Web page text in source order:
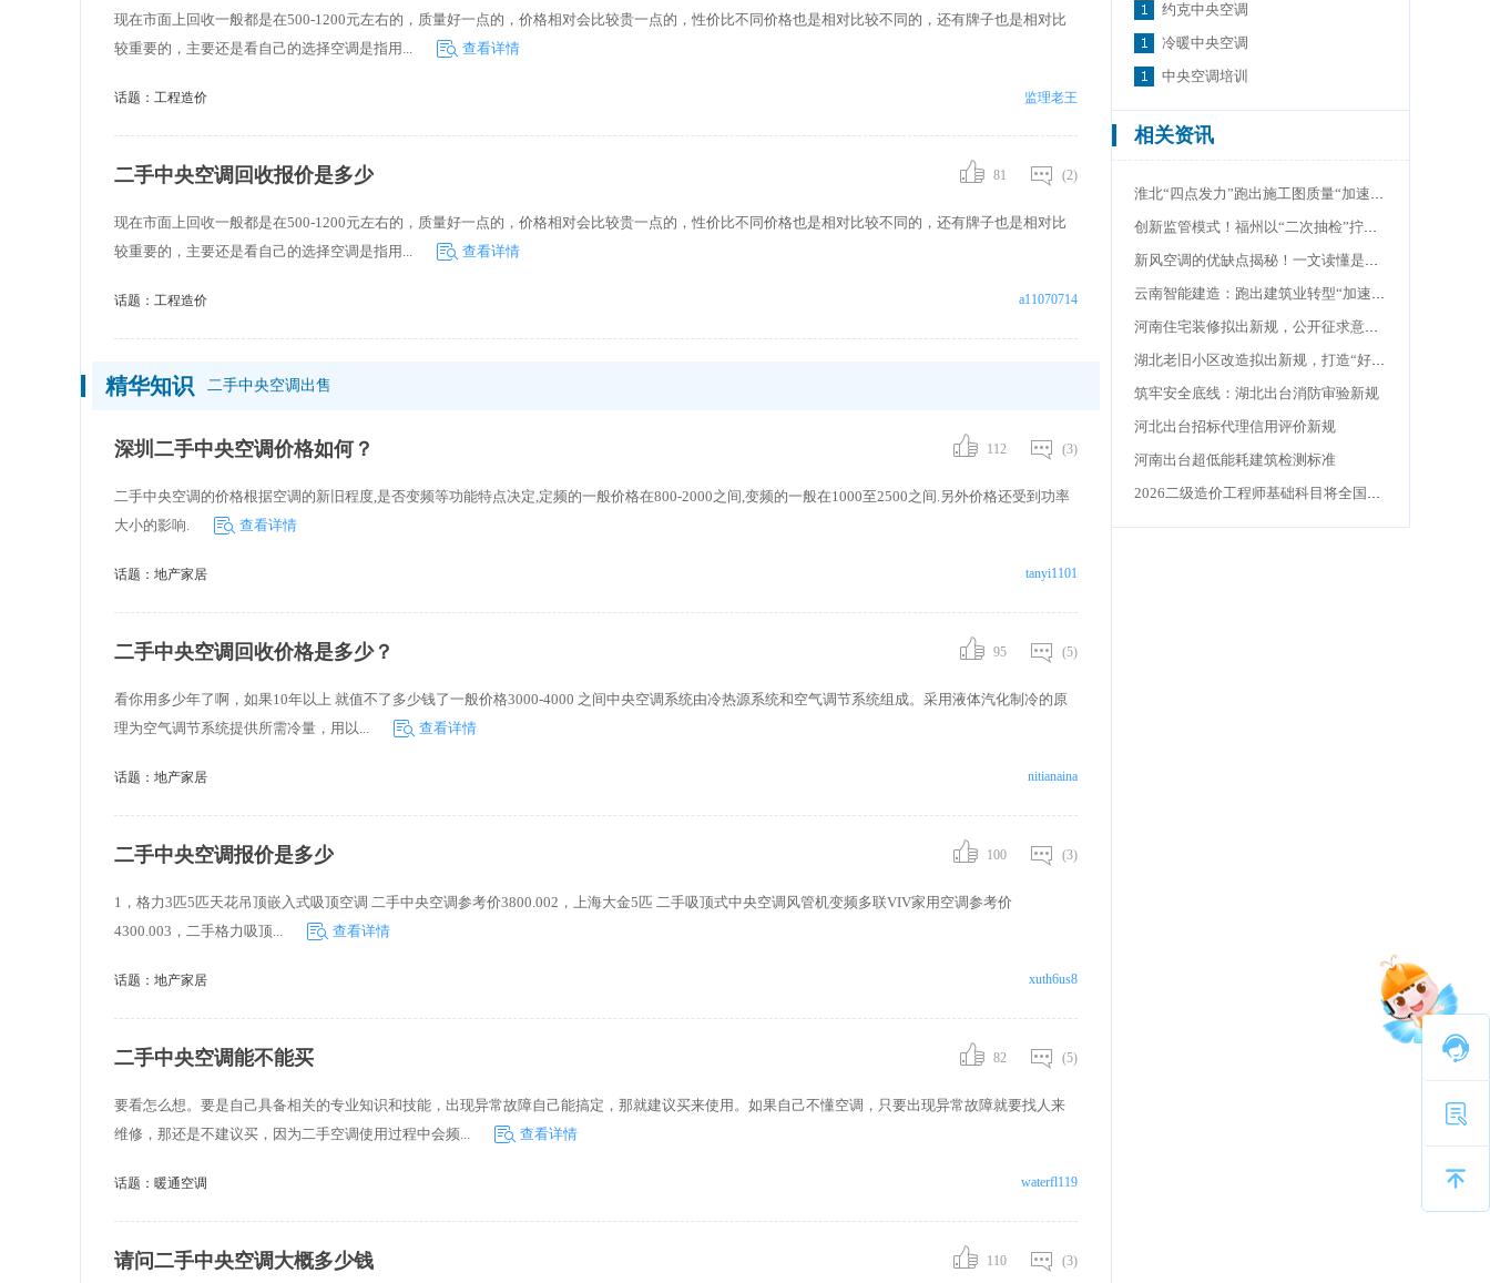
现在市面上回收一般都是在500-1200元左右的，质量好一点的，价格相对会比较贵一点的，性价比不同价格也是相对比较不同的，还有牌子也是相对比
较重要的，主要还是看自己的选择空调是指用...
查看详情
话题： 工程造价 监理老王
二手中央空调回收报价是多少 (2)
81
现在市面上回收一般都是在500-1200元左右的，质量好一点的，价格相对会比较贵一点的，性价比不同价格也是相对比较不同的，还有牌子也是相对比
较重要的，主要还是看自己的选择空调是指用...
查看详情
话题： 工程造价 a11070714
精华知识 二手中央空调出售
深圳二手中央空调价格如何？ (3)
112
二手中央空调的价格根据空调的新旧程度,是否变频等功能特点决定,定频的一般价格在800-2000之间,变频的一般在1000至2500之间.另外价格还受到功率
大小的影响.
查看详情
话题： 地产家居 tanyi1101
二手中央空调回收价格是多少？ (5)
95
看你用多少年了啊，如果10年以上 就值不了多少钱了一般价格3000-4000 之间中央空调系统由冷热源系统和空气调节系统组成。采用液体汽化制冷的原
理为空气调节系统提供所需冷量，用以...
查看详情
话题： 地产家居 nitianaina
二手中央空调报价是多少 (3)
100
1，格力3匹5匹天花吊顶嵌入式吸顶空调 二手中央空调参考价3800.002，上海大金5匹 二手吸顶式中央空调风管机变频多联VIV家用空调参考价
4300.003，二手格力吸顶...
查看详情
话题： 地产家居 xuth6us8
二手中央空调能不能买 (5)
82
要看怎么想。要是自己具备相关的专业知识和技能，出现异常故障自己能搞定，那就建议买来使用。如果自己不懂空调，只要出现异常故障就要找人来
维修，那还是不建议买，因为二手空调使用过程中会频...
查看详情
话题： 暖通空调 waterfl119
请问二手中央空调大概多少钱 (3)
110
约克中央空调
冷暖中央空调
中央空调培训
相关资讯
淮北“四点发力”跑出施工图质量“加速度”
创新监管模式！福州以“二次抽检”拧紧工程消防“安全阀”
新风空调的优缺点揭秘！一文读懂是不是智商税
云南智能建造：跑出建筑业转型“加速度”
河南住宅装修拟出新规，公开征求意见中
湖北老旧小区改造拟出新规，打造“好房子”新标杆
筑牢安全底线：湖北出台消防审验新规
河北出台招标代理信用评价新规
河南出台超低能耗建筑检测标准
2026二级造价工程师基础科目将全国统一命题